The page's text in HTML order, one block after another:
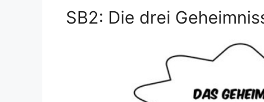
SB2: Die drei